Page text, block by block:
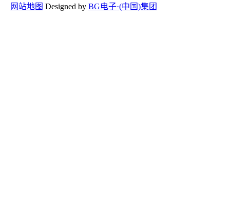
网站地图 Designed by BG电子·(中国)集团